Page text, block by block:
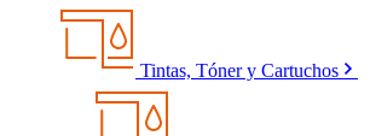
Tintas, Tóner y Cartuchos